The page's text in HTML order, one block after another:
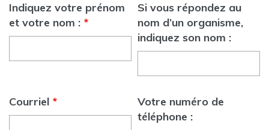
Indiquez votre prénom
et votre nom : *
Si vous répondez au
nom d’un organisme,
indiquez son nom :
Courriel *
Votre numéro de
téléphone :